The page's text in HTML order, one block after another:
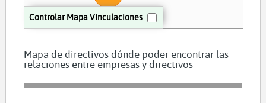
Controlar Mapa Vinculaciones
TROX IN SL
Mapa de directivos dónde poder encontrar las
relaciones entre empresas y directivos